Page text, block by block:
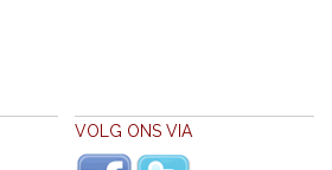
VOLG ONS VIA